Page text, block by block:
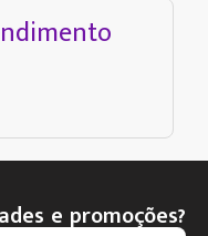
e promoções?